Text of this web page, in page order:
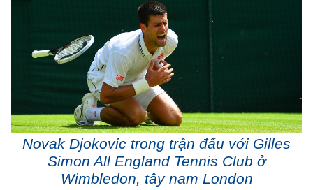
Novak Djokovic trong trận đấu với Gilles
Simon All England Tennis Club ở
Wimbledon, tây nam London